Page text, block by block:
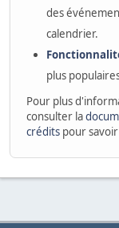
des
calendrier.
plus
Pour plus
consulter la
crédits pour